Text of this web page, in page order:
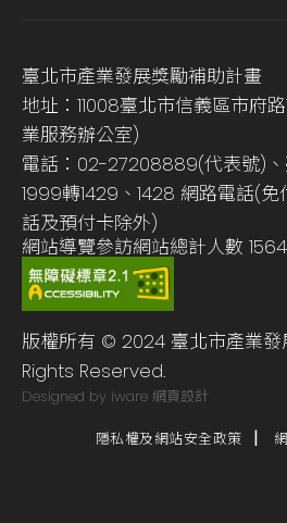
臺北市產業發展獎勵補助計畫
地址：11008臺北市信義區市府
業服務辦公室)
電話：02-27208889(代表號)
1999轉1429、1428 網路電話(
話及預付卡除外)
網站導覽參訪網站總計人數
版權所有 © 2024 臺北市產業發
Rights Reserved.
Designed by iware 網頁設計
隱私權及網站安全政策